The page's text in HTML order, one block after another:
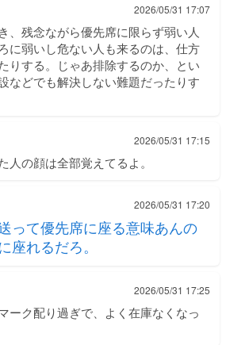
2026/05/31 17:07
、残念ながら優先席に限らず弱い人
に弱いし危ない人も来るのは、仕方
りする。じゃあ排除するのか、とい
などでも解決しない難題だったりす
2026/05/31 17:15
人の顔は全部覚えてるよ。
2026/05/31 17:20
って優先席に座る意味あんの
座れるだろ。
2026/05/31 17:25
ーク配り過ぎで、よく在庫なくなっ